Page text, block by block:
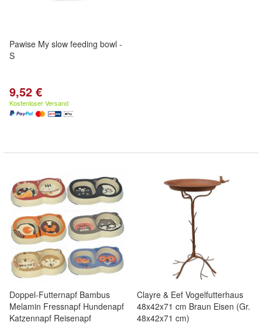
Pawise My slow feeding bowl -
S
9,52 €
Kostenloser Versand
Doppel-Futternapf Bambus
Melamin Fressnapf Hundenapf
Katzennapf Reisenapf
Clayre & Eef Vogelfutterhaus
48x42x71 cm Braun Eisen (Gr.
48x42x71 cm)